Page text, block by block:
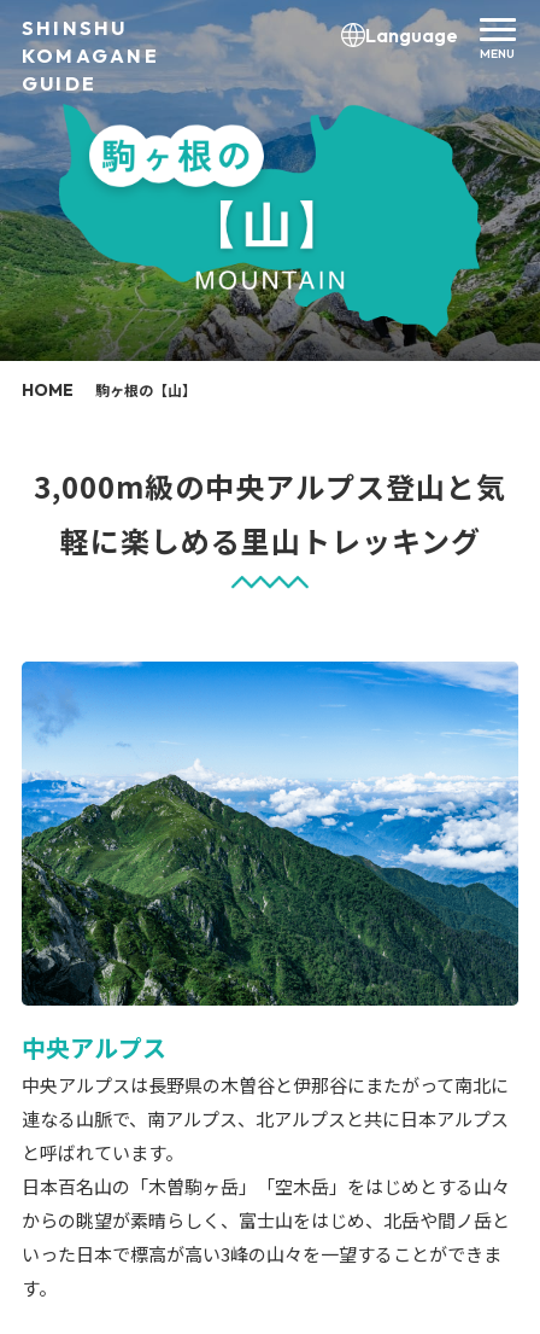
SHINSHU
KOMAGANE
GUIDE
Language
MENU
HOME 駒ヶ根の【山】
3,000m級の中央アルプス登山と気
軽に楽しめる里山トレッキング
中央アルプス
中央アルプスは長野県の木曽谷と伊那谷にまたがって南北に
連なる山脈で、南アルプス、北アルプスと共に日本アルプス
と呼ばれています。
日本百名山の「木曽駒ヶ岳」「空木岳」をはじめとする山々
からの眺望が素晴らしく、富士山をはじめ、北岳や間ノ岳と
いった日本で標高が高い3峰の山々を一望することができま
す。